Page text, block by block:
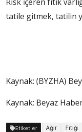
tatile gitmek, tatilin
Kaynak: (BYZHA)
Kaynak: Beyaz
Etiketler Ağır Fıtığı